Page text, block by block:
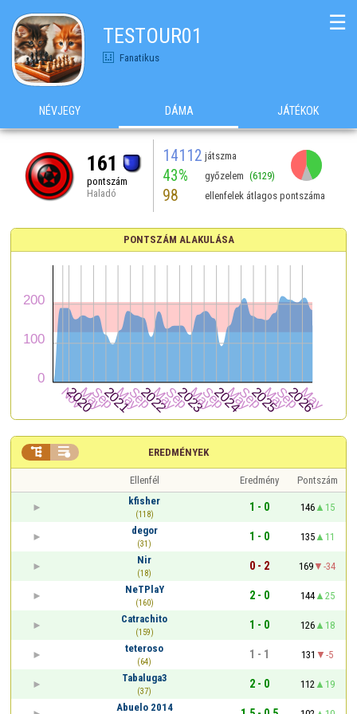
TESTOUR01
Fanatikus
☰
NÉVJEGY DÁMA JÁTÉKOK
161
pontszám
Haladó
14112 játszma
43% győzelem (6129)
98 ellenfelek átlagos pontszáma
PONTSZÁM ALAKULÁSA
EREDMÉNYEK
 
Ellenfél Eredmény
Pontszám
kfisher
(118)
1 - 0 146
15
degor
(31)
1 - 0 135
11
Nir
(18)
0 - 2 169
-34
NeTPlaY
(160)
2 - 0 144
25
Catrachito
(159)
1 - 0 126
18
teteroso
(64)
1 - 1 131
-5
Tabaluga3
(37)
2 - 0 112
19
Abuelo 2014